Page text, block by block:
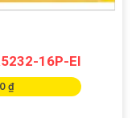
16P-EI
₫